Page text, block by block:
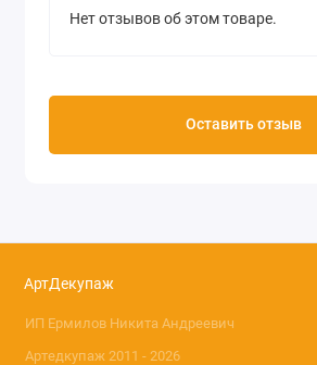
Нет отзывов об этом товаре.
Оставить отзыв
АртДекупаж
ИП Ермилов Никита Андреевич
Артедкупаж 2011 - 2026